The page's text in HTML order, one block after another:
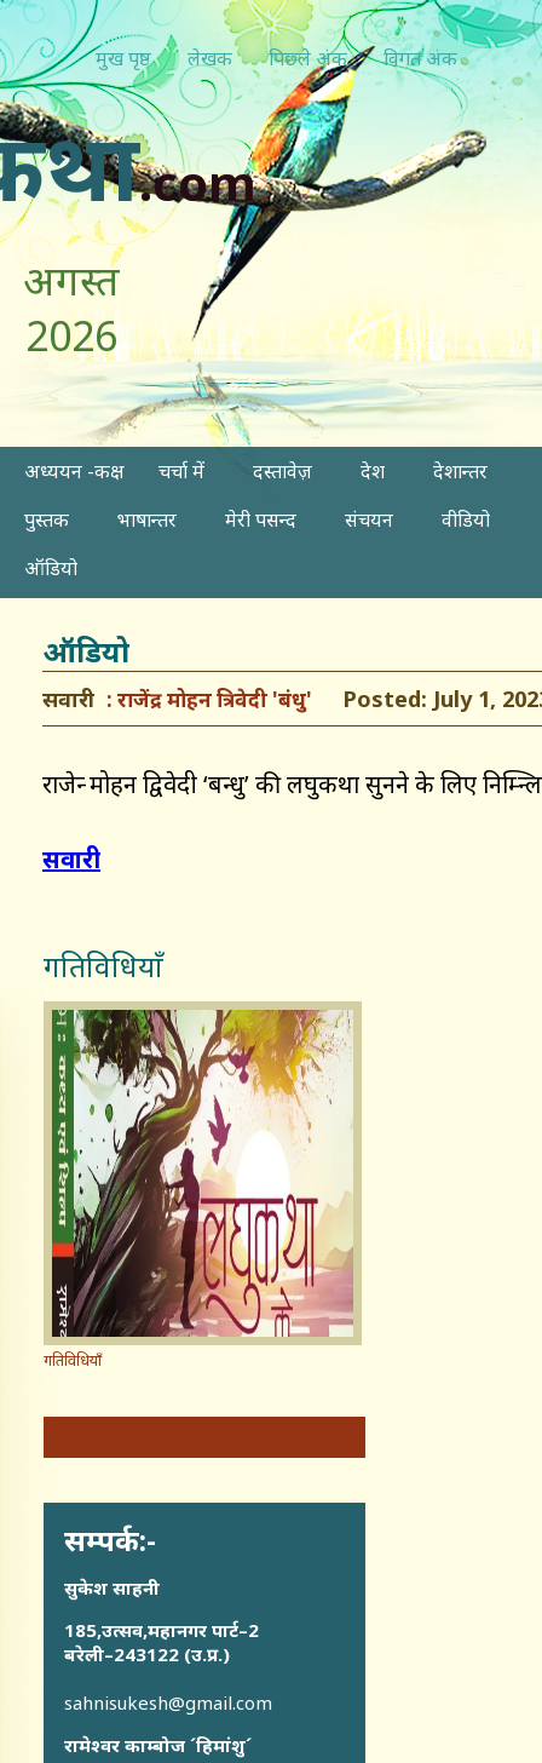
मुख पृष्ठ लेखक पिछ्ले अंक विगत अंक
.com
अगस्त
2026
अध्ययन -कक्ष चर्चा में दस्तावेज़ देश
देशान्तर
पुस्तक
भाषान्तर मेरी पसन्द संचयन
वीडियो
ऑडियो
ऑडियो
सवारी राजेंद्र मोहन त्रिवेदी 'बंधु' Posted: July 1,
राजेन्द्र मोहन द्विवेदी ‘बन्धु’ की लघुकथा सुनने के लिए
सवारी
गतिविधियाँ
गतिविधियाँ
सम्पर्क:-
सुकेश साहनी
185,उत्सव,महानगर पार्ट–2
बरेली–243122 (उ.प्र.)
sahnisukesh@gmail.com
रामेश्वर काम्बोज ´हिमांशु´